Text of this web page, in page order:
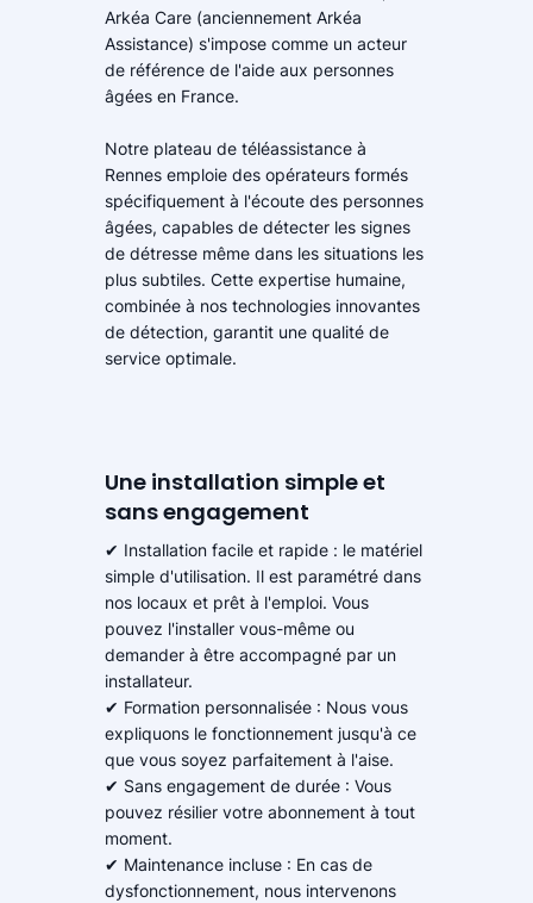
Arkéa Care (anciennement Arkéa
Assistance) s'impose comme un acteur
de référence de l'aide aux personnes
âgées en France.
Notre plateau de téléassistance à
Rennes emploie des opérateurs formés
spécifiquement à l'écoute des personnes
âgées, capables de détecter les signes
de détresse même dans les situations les
plus subtiles. Cette expertise humaine,
combinée à nos technologies innovantes
de détection, garantit une qualité de
service optimale.
Une installation simple et
sans engagement
✔ Installation facile et rapide : le matériel
simple d'utilisation. Il est paramétré dans
nos locaux et prêt à l'emploi. Vous
pouvez l'installer vous-même ou
demander à être accompagné par un
installateur.
✔ Formation personnalisée : Nous vous
expliquons le fonctionnement jusqu'à ce
que vous soyez parfaitement à l'aise.
✔ Sans engagement de durée : Vous
pouvez résilier votre abonnement à tout
moment.
✔ Maintenance incluse : En cas de
dysfonctionnement, nous intervenons